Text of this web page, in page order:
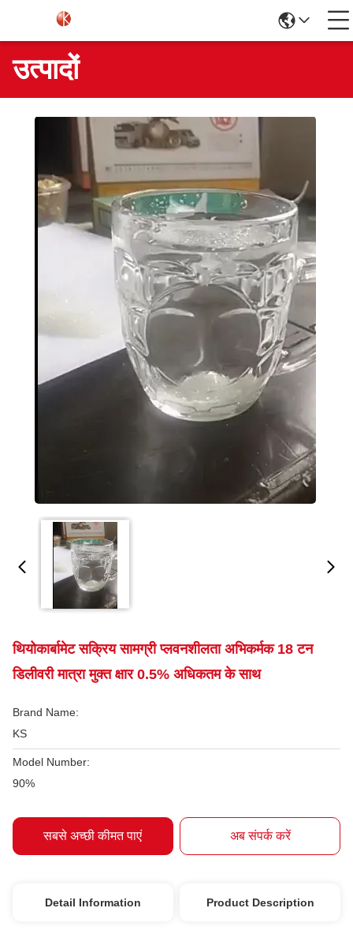
उत्पादों
थियोकार्बामेट सक्रिय सामग्री प्लवनशीलता अभिकर्मक 18 टन
डिलीवरी मात्रा मुक्त क्षार 0.5% अधिकतम के साथ
Brand Name:
KS
Model Number:
90%
सबसे अच्छी कीमत पाएं अब संपर्क करें
Detail Information Product Description